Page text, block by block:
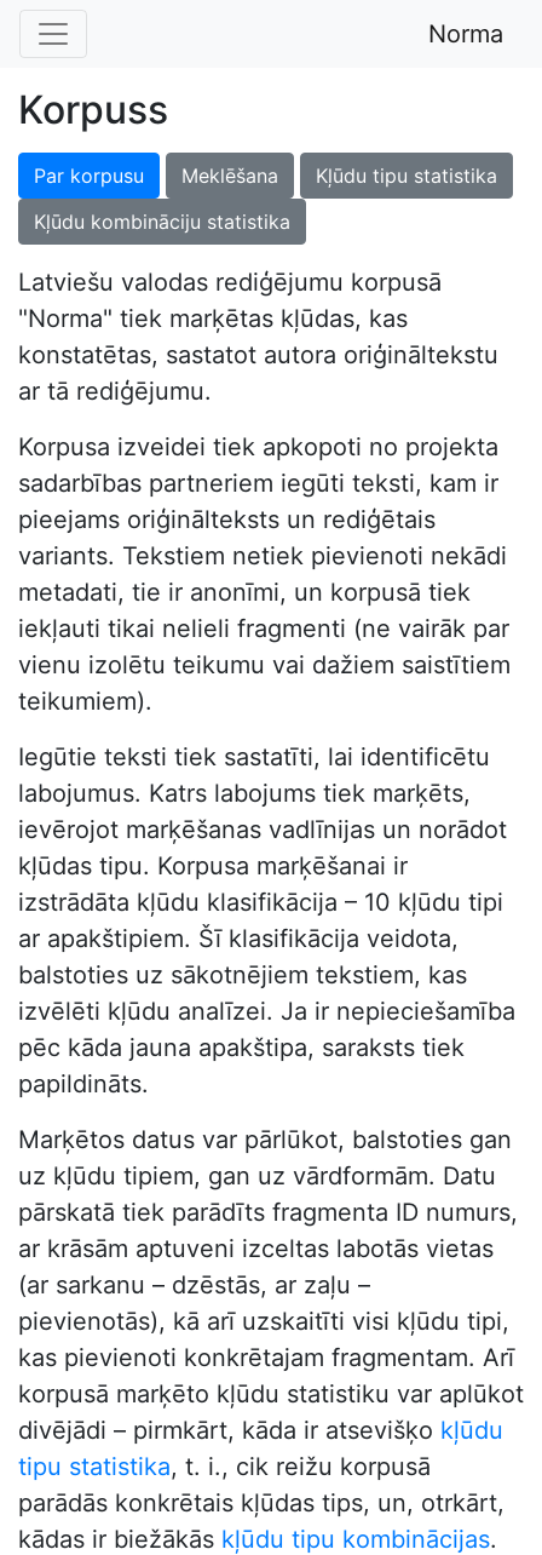
Norma
Korpuss
Par korpusu Meklēšana
Kļūdu tipu statistika
Kļūdu kombināciju statistika
Latviešu valodas rediģējumu korpusā
"Norma" tiek marķētas kļūdas, kas
konstatētas, sastatot autora oriģināltekstu
ar tā rediģējumu.
Korpusa izveidei tiek apkopoti no projekta
sadarbības partneriem iegūti teksti, kam ir
pieejams oriģinālteksts un rediģētais
variants. Tekstiem netiek pievienoti nekādi
metadati, tie ir anonīmi, un korpusā tiek
iekļauti tikai nelieli fragmenti (ne vairāk par
vienu izolētu teikumu vai dažiem saistītiem
teikumiem).
Iegūtie teksti tiek sastatīti, lai identificētu
labojumus. Katrs labojums tiek marķēts,
ievērojot marķēšanas vadlīnijas un norādot
kļūdas tipu. Korpusa marķēšanai ir
izstrādāta kļūdu klasifikācija – 10 kļūdu tipi
ar apakštipiem. Šī klasifikācija veidota,
balstoties uz sākotnējiem tekstiem, kas
izvēlēti kļūdu analīzei. Ja ir nepieciešamība
pēc kāda jauna apakštipa, saraksts tiek
papildināts.
Marķētos datus var pārlūkot, balstoties gan
uz kļūdu tipiem, gan uz vārdformām. Datu
pārskatā tiek parādīts fragmenta ID numurs,
ar krāsām aptuveni izceltas labotās vietas
(ar sarkanu – dzēstās, ar zaļu –
pievienotās), kā arī uzskaitīti visi kļūdu tipi,
kas pievienoti konkrētajam fragmentam. Arī
korpusā marķēto kļūdu statistiku var aplūkot
divējādi – pirmkārt, kāda ir atsevišķo kļūdu
tipu statistika, t. i., cik reižu korpusā
parādās konkrētais kļūdas tips, un, otrkārt,
kādas ir biežākās kļūdu tipu kombinācijas.